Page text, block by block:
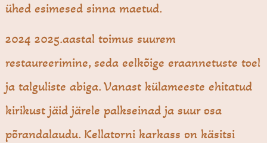
ühed esimesed sinna maetud.
2024 2025.aastal toimus suurem
restaureerimine, seda eelkõige eraannetuste toel
ja talguliste abiga. Vanast külameeste ehitatud
kirikust jäid järele palkseinad ja suur osa
põrandalaudu. Kellatorni karkass on käsitsi